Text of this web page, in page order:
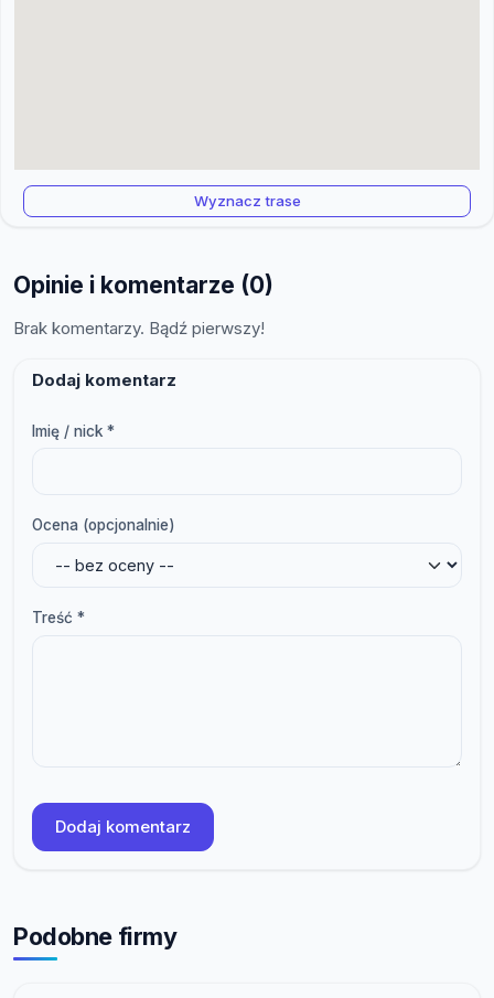
Wyznacz trase
Opinie i komentarze (0)
Brak komentarzy. Bądź pierwszy!
Dodaj komentarz
Imię / nick *
Ocena (opcjonalnie)
Treść *
Dodaj komentarz
Podobne firmy